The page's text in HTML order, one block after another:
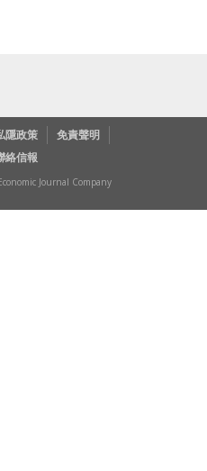
隱政策
免責聲明
絡信報
Journal Company